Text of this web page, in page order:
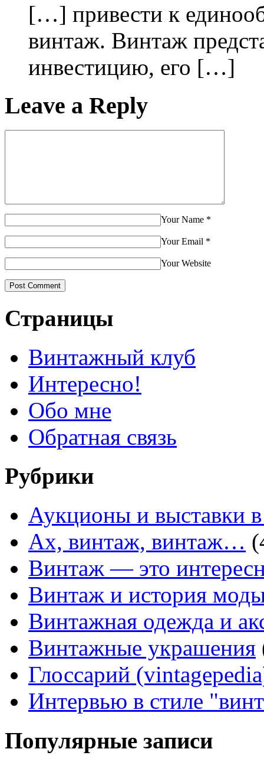
[…] привести к
винтаж. Винтаж
инвестицию, его […]
Leave a Reply
Your Name *
Your Email *
Your Website
Страницы
Винтажный клуб
Интересно!
Обо мне
Обратная связь
Рубрики
Аукционы и выставки
Ах, винтаж, винтаж…
Винтаж — это
Винтаж и история
Винтажная одежда и
Винтажные украшения
Глоссарий
Интервью в стиле
Популярные записи